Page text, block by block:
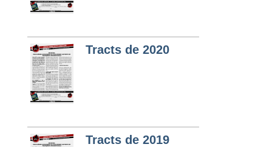
Tracts de 2020
Tracts de 2019